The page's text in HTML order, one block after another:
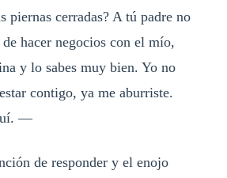
piernas cerradas? A tú padre no
hacer negocios con el mío,
y lo sabes muy bien. Yo no
contigo, ya me aburriste.
—
de responder y el enojo